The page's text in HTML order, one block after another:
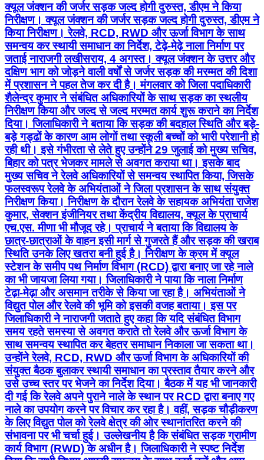
क्यूल जंक्शन की जर्जर सड़क जल्द होगी दुरुस्त, डीएम ने किया
निरीक्षण। क्यूल जंक्शन की जर्जर सड़क जल्द होगी दुरुस्त, डीएम ने
किया निरीक्षण। रेलवे, RCD, RWD और ऊर्जा विभाग के साथ
समन्वय कर स्थायी समाधान का निर्देश, टेढ़े-मेढ़े नाला निर्माण पर
जताई नाराजगी लखीसराय, 4 अगस्त। क्यूल जंक्शन के उत्तर और
दक्षिण भाग को जोड़ने वाली वर्षों से जर्जर सड़क की मरम्मत की दिशा
में प्रशासन ने पहल तेज कर दी है। मंगलवार को जिला पदाधिकारी
शैलेन्द्र कुमार ने संबंधित अधिकारियों के साथ सड़क का स्थलीय
निरीक्षण किया और जल्द से जल्द मरम्मत कार्य शुरू कराने का निर्देश
दिया। जिलाधिकारी ने बताया कि सड़क की बदहाल स्थिति और बड़े-
बड़े गड्ढों के कारण आम लोगों तथा स्कूली बच्चों को भारी परेशानी हो
रही थी। इसे गंभीरता से लेते हुए उन्होंने 29 जुलाई को मुख्य सचिव,
बिहार को पत्र भेजकर मामले से अवगत कराया था। इसके बाद
मुख्य सचिव ने रेलवे अधिकारियों से समन्वय स्थापित किया, जिसके
फलस्वरूप रेलवे के अभियंताओं ने जिला प्रशासन के साथ संयुक्त
निरीक्षण किया। निरीक्षण के दौरान रेलवे के सहायक अभियंता राजेश
कुमार, सेक्शन इंजीनियर तथा केंद्रीय विद्यालय, क्यूल के प्राचार्य
एच.एस. मीणा भी मौजूद रहे। प्राचार्य ने बताया कि विद्यालय के
छात्र-छात्राओं के वाहन इसी मार्ग से गुजरते हैं और सड़क की खराब
स्थिति उनके लिए खतरा बनी हुई है। निरीक्षण के क्रम में क्यूल
स्टेशन के समीप पथ निर्माण विभाग (RCD) द्वारा बनाए जा रहे नाले
का भी जायजा लिया गया। जिलाधिकारी ने पाया कि नाला निर्माण
टेढ़ा-मेढ़ा और असमान तरीके से किया जा रहा है। अभियंताओं ने
विद्युत पोल और रेलवे की भूमि को इसकी वजह बताया। इस पर
जिलाधिकारी ने नाराजगी जताते हुए कहा कि यदि संबंधित विभाग
समय रहते समस्या से अवगत कराते तो रेलवे और ऊर्जा विभाग के
साथ समन्वय स्थापित कर बेहतर समाधान निकाला जा सकता था।
उन्होंने रेलवे, RCD, RWD और ऊर्जा विभाग के अधिकारियों की
संयुक्त बैठक बुलाकर स्थायी समाधान का प्रस्ताव तैयार करने और
उसे उच्च स्तर पर भेजने का निर्देश दिया। बैठक में यह भी जानकारी
दी गई कि रेलवे अपने पुराने नाले के स्थान पर RCD द्वारा बनाए गए
नाले का उपयोग करने पर विचार कर रहा है। वहीं, सड़क चौड़ीकरण
के लिए विद्युत पोल को रेलवे क्षेत्र की ओर स्थानांतरित करने की
संभावना पर भी चर्चा हुई। उल्लेखनीय है कि संबंधित सड़क ग्रामीण
कार्य विभाग (RWD) के अधीन है। जिलाधिकारी ने स्पष्ट निर्देश